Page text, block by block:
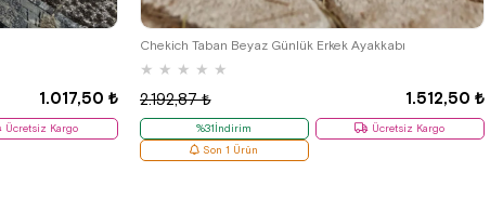
1.017,50 ₺
Ücretsiz Kargo
Chekich Taban Beyaz Günlük Erkek Ayakkabı
★ ★ ★ ★ ★
1.512,50 ₺
2.192,87 ₺
%31İndirim
Ücretsiz Kargo
Son 1 Ürün
38